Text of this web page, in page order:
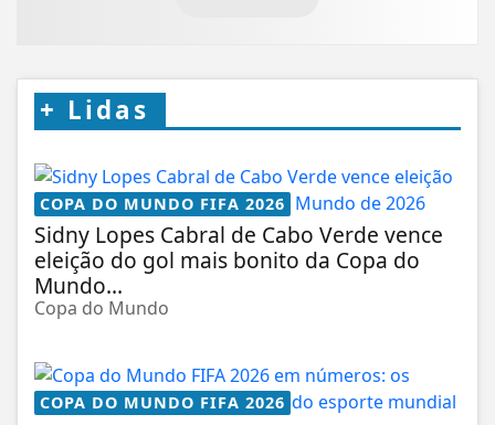
+ Lidas
COPA DO MUNDO FIFA 2026
Sidny Lopes Cabral de Cabo Verde vence
eleição do gol mais bonito da Copa do
Mundo...
Copa do Mundo
COPA DO MUNDO FIFA 2026